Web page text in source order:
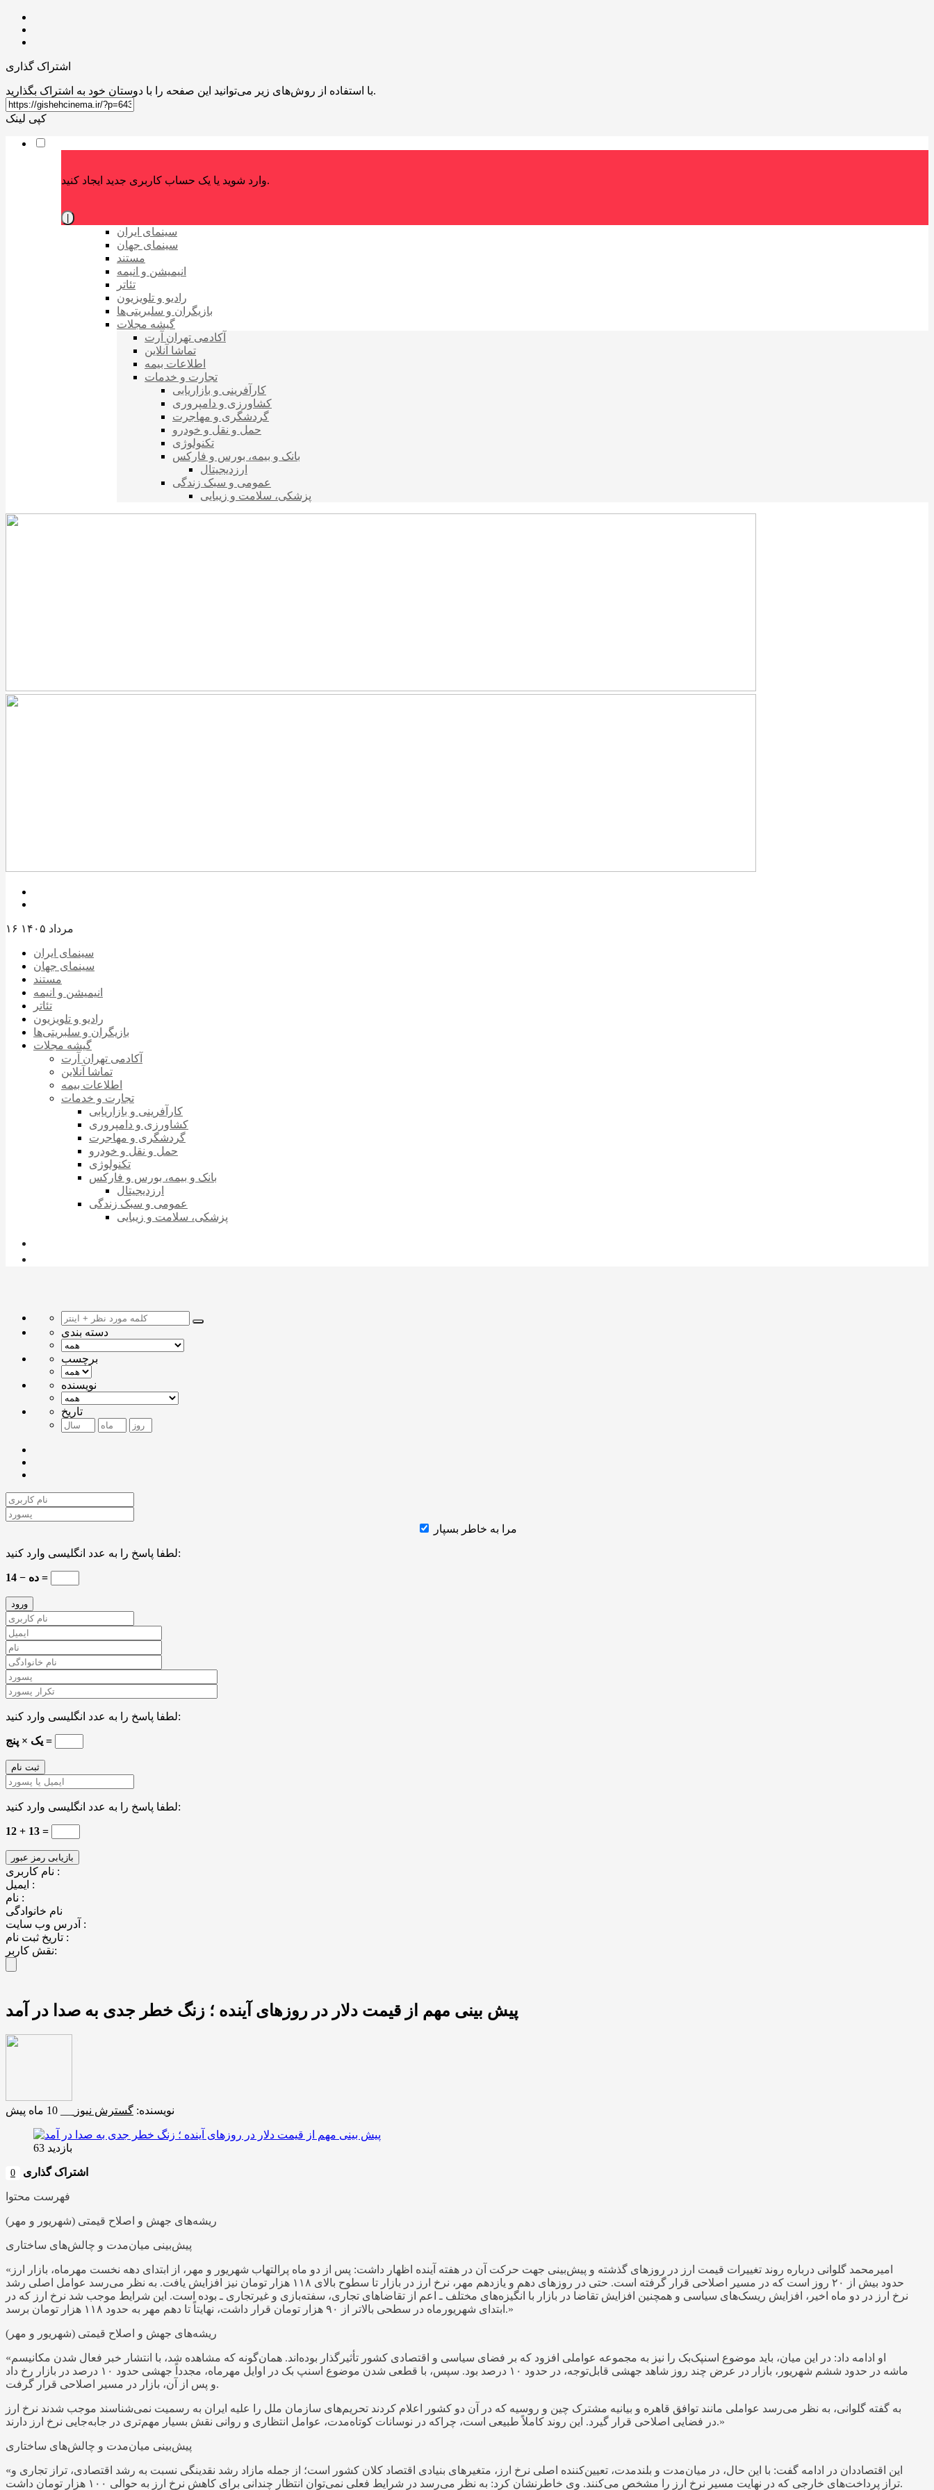
اشتراک گذاری
با استفاده از روش‌های زیر می‌توانید این صفحه را با دوستان خود به اشتراک بگذارید.
کپی لینک
وارد شوید یا یک حساب کاربری جدید ایجاد کنید.
سینمای ایران
سینمای جهان
مستند
انیمیشن و انیمه
تئاتر
رادیو و تلویزیون
بازیگران و سلبریتی‌ها
گیشه مجلات
آکادمی تهران آرت
تماشا آنلاین
اطلاعات بیمه
تجارت و خدمات
کارآفرینی و بازاریابی
کشاورزی و دامپروری
گردشگری و مهاجرت
حمل و نقل و خودرو
تکنولوژی
بانک و بیمه، بورس و فارکس
ارزدیجیتال
عمومی و سبک زندگی
پزشکی، سلامت و زیبایی
۱۶ مرداد ۱۴۰۵
سینمای ایران
سینمای جهان
مستند
انیمیشن و انیمه
تئاتر
رادیو و تلویزیون
بازیگران و سلبریتی‌ها
گیشه مجلات
آکادمی تهران آرت
تماشا آنلاین
اطلاعات بیمه
تجارت و خدمات
کارآفرینی و بازاریابی
کشاورزی و دامپروری
گردشگری و مهاجرت
حمل و نقل و خودرو
تکنولوژی
بانک و بیمه، بورس و فارکس
ارزدیجیتال
عمومی و سبک زندگی
پزشکی، سلامت و زیبایی
دسته بندی
برچسب
نویسنده
تاریخ
مرا به خاطر بسپار
لطفا پاسخ را به عدد انگلیسی وارد کنید:
14 − ده =
لطفا پاسخ را به عدد انگلیسی وارد کنید:
یک × پنج =
لطفا پاسخ را به عدد انگلیسی وارد کنید:
12 + 13 =
نام کاربری :
ایمیل :
نام :
نام خانوادگی
آدرس وب سایت :
تاریخ ثبت نام :
نقش کاربر:
پیش بینی مهم از قیمت دلار در روزهای آینده ؛ زنگ خطر جدی به صدا در آمد
نویسنده: گسترش نیوز 10 ماه پیش
بازدید 63
اشتراک گذاری 0
فهرست محتوا
ریشه‌های جهش و اصلاح قیمتی (شهریور و مهر)
پیش‌بینی میان‌مدت و چالش‌های ساختاری
«امیرمحمد گلوانی درباره روند تغییرات قیمت ارز در روزهای گذشته و پیش‌بینی جهت حرکت آن در هفته آینده اظهار داشت: پس از دو ماه پرالتهاب شهریور و مهر، از ابتدای دهه نخست مهرماه، بازار ارز
حدود بیش از ۲۰ روز است که در مسیر اصلاحی قرار گرفته است. حتی در روزهای دهم و یازدهم مهر، نرخ ارز در بازار تا سطوح بالای ۱۱۸ هزار تومان نیز افزایش یافت. به نظر می‌رسد عوامل اصلی رشد
نرخ ارز در دو ماه اخیر، افزایش ریسک‌های سیاسی و همچنین افزایش تقاضا در بازار با انگیزه‌های مختلف ـ اعم از تقاضاهای تجاری، سفته‌بازی و غیرتجاری ـ بوده است. این شرایط موجب شد نرخ ارز که در
ابتدای شهریورماه در سطحی بالاتر از ۹۰ هزار تومان قرار داشت، نهایتاً تا دهم مهر به حدود ۱۱۸ هزار تومان برسد.»
ریشه‌های جهش و اصلاح قیمتی (شهریور و مهر)
«او ادامه داد: در این میان، باید موضوع اسنپک‌بک را نیز به مجموعه عواملی افزود که بر فضای سیاسی و اقتصادی کشور تأثیرگذار بوده‌اند. همان‌گونه که مشاهده شد، با انتشار خبر فعال شدن مکانیسم
ماشه در حدود ششم شهریور، بازار در عرض چند روز شاهد جهشی قابل‌توجه، در حدود ۱۰ درصد بود. سپس، با قطعی شدن موضوع اسنپ بک در اوایل مهرماه، مجدداً جهشی حدود ۱۰ درصد در بازار رخ داد
و پس از آن، بازار در مسیر اصلاحی قرار گرفت.
به گفته گلوانی، به نظر می‌رسد عواملی مانند توافق قاهره و بیانیه مشترک چین و روسیه که در آن دو کشور اعلام کردند تحریم‌های سازمان ملل را علیه ایران به رسمیت نمی‌شناسند موجب شدند نرخ ارز
در فضایی اصلاحی قرار گیرد. این روند کاملاً طبیعی است، چراکه در نوسانات کوتاه‌مدت، عوامل انتظاری و روانی نقش بسیار مهم‌تری در جابه‌جایی نرخ ارز دارند.»
پیش‌بینی میان‌مدت و چالش‌های ساختاری
«این اقتصاددان در ادامه گفت: با این حال، در میان‌مدت و بلندمدت، تعیین‌کننده اصلی نرخ ارز، متغیرهای بنیادی اقتصاد کلان کشور است؛ از جمله مازاد رشد نقدینگی نسبت به رشد اقتصادی، تراز تجاری و
تراز پرداخت‌های خارجی که در نهایت مسیر نرخ ارز را مشخص می‌کنند. وی خاطرنشان کرد: به نظر می‌رسد در شرایط فعلی نمی‌توان انتظار چندانی برای کاهش نرخ ارز به حوالی ۱۰۰ هزار تومان داشت.